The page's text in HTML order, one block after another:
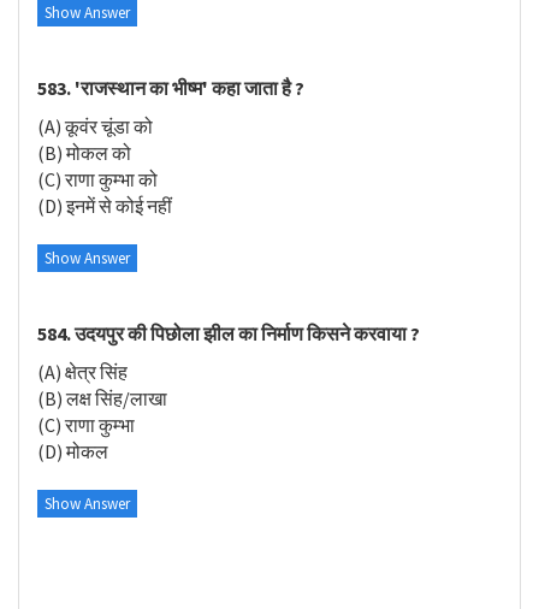
Show Answer
583. 'राजस्थान का भीष्म' कहा जाता है ?
(A) कूवंर चूंडा को
(B) मोकल को
(C) राणा कुम्भा को
(D) इनमें से कोई नहीं
Show Answer
584. उदयपुर की पिछोला झील का निर्माण किसने करवाया ?
(A) क्षेत्र सिंह
(B) लक्ष सिंह/लाखा
(C) राणा कुम्भा
(D) मोकल
Show Answer